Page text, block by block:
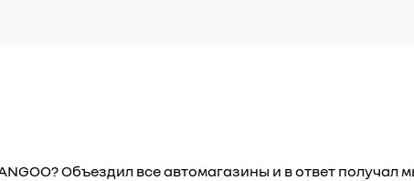
Объездил все автомагазины и в ответ